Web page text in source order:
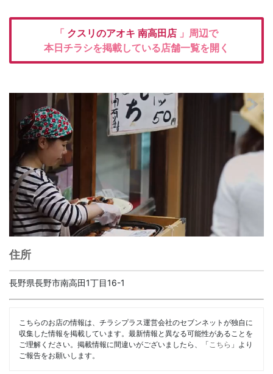
「 クスリのアオキ 南高田店 」周辺で
本日チラシを掲載している店舗一覧を開く
住所
長野県長野市南高田1丁目16-1
こちらのお店の情報は、チラシプラス運営会社のセブンネットが独自に
収集した情報を掲載しています。最新情報と異なる可能性があることを
ご理解ください。掲載情報に間違いがございましたら、「 こちら 」より
ご報告をお願いします。